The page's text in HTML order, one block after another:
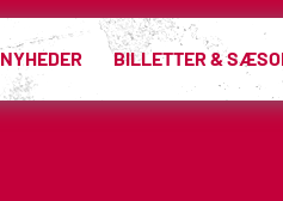
NYHEDER BILLETTER &